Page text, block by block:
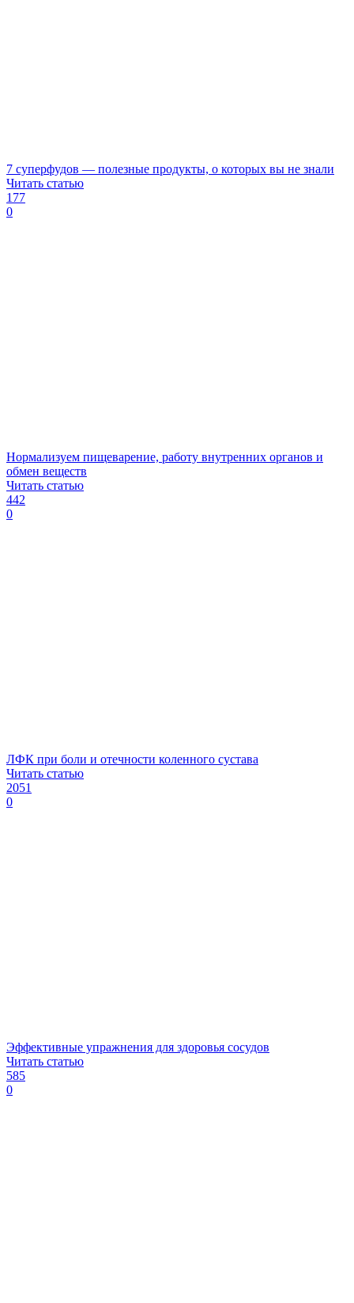
7 суперфудов — полезные продукты, о которых вы не знали
Читать статью
177
0
Нормализуем пищеварение, работу внутренних органов и
обмен веществ
Читать статью
442
0
ЛФК при боли и отечности коленного сустава
Читать статью
2051
0
Эффективные упражнения для здоровья сосудов
Читать статью
585
0